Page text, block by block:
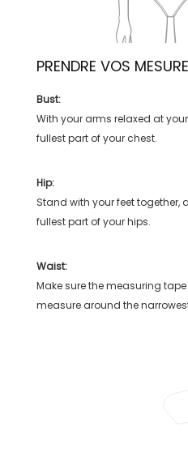
PRENDRE VOS
Bust:
With your arms relaxed at
fullest part of your chest.
Hip:
Stand with your feet
fullest part of your hips.
Waist:
Make sure the measuring
measure around the